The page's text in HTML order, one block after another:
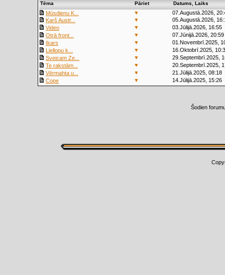
Tēma Pāriet Datums, Laiks
Mūsdienu K... ▼
07.Augustā.2026,
Karš Austr...
▼
05.Augustā.2026,
Video
▼
03.Jūlijā.2026, 16:55
Otrā front...
▼
07.Jūnijā.2026, 20:59
Ikars
▼
01.Novembrī.2025,
Liellopu k...
▼
16.Oktobrī.2025,
Sveicam Ze...
▼
29.Septembrī.2025,
Te rakstām...
▼
20.Septembrī.2025,
Vērmahta u...
▼
21.Jūlijā.2025, 08:18
Cope
▼ 14.Jūlijā.2025, 15:26
Šodien